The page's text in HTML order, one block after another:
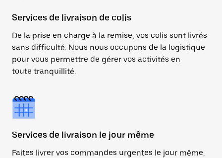
Services de livraison de colis
De la prise en charge à la remise, vos colis sont livrés
sans difficulté. Nous nous occupons de la logistique
pour vous permettre de gérer vos activités en
toute tranquillité.
Services de livraison le jour même
Faites livrer vos commandes urgentes le jour même.